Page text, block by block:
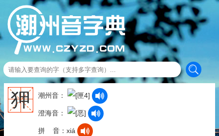
狎 潮州音：
澄海音：
拼 音：xiá